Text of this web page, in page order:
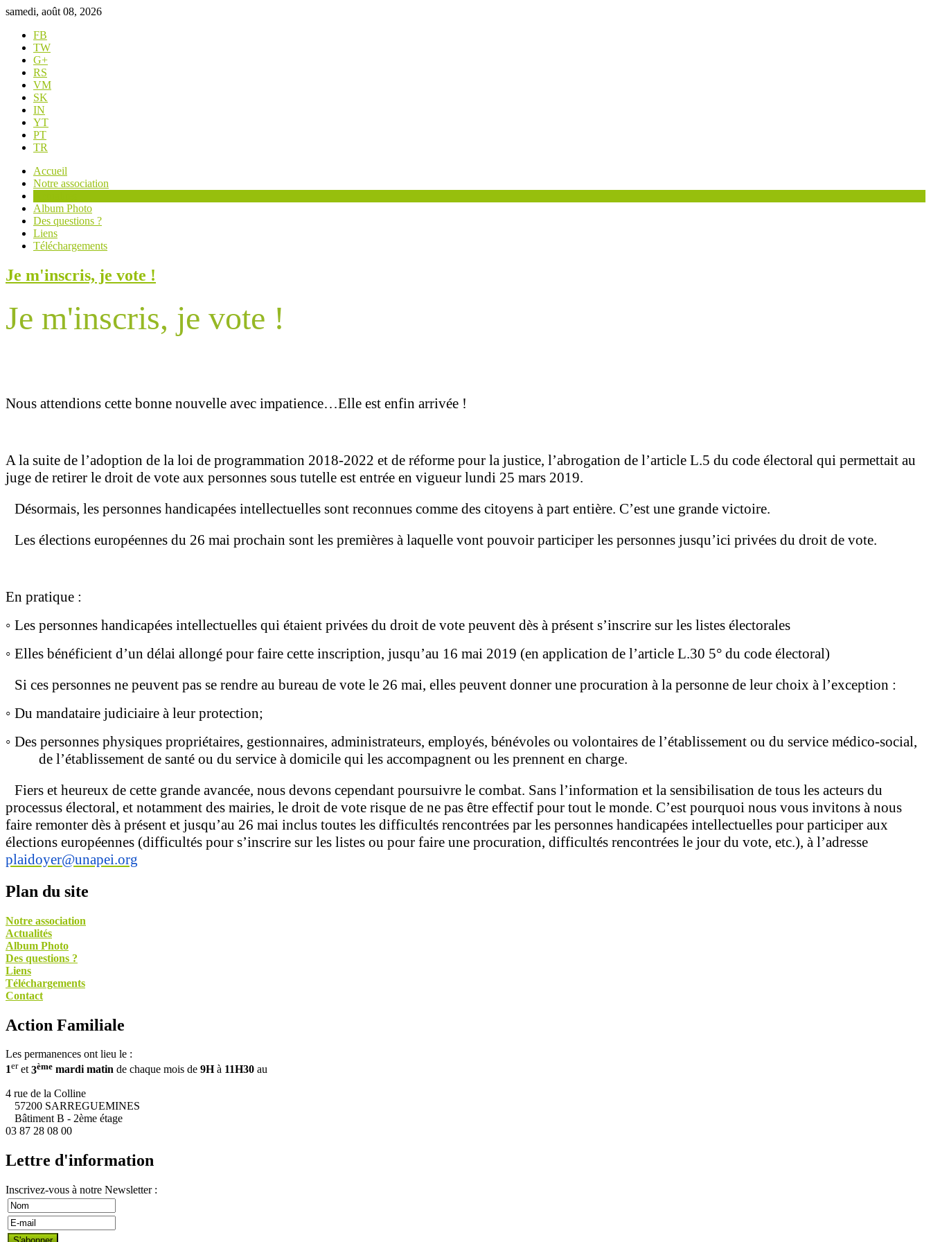
samedi, août 08, 2026
FB
TW
G+
RS
VM
SK
IN
YT
PT
TR
Accueil
Notre association
Album Photo
Des questions ?
Liens
Téléchargements
Je m'inscris, je vote !
Je m'inscris, je vote !
Nous attendions cette bonne nouvelle avec impatience…Elle est enfin arrivée !
A la suite de l’adoption de la loi de programmation 2018-2022 et de réforme pour la justice, l’abrogation de l’article L.5 du code électoral qui permettait au
juge de retirer le droit de vote aux personnes sous tutelle est entrée en vigueur lundi 25 mars 2019.
Désormais, les personnes handicapées intellectuelles sont reconnues comme des citoyens à part entière. C’est une grande victoire.
Les élections européennes du 26 mai prochain sont les premières à laquelle vont pouvoir participer les personnes jusqu’ici privées du droit de vote.
En pratique :
◦ Les personnes handicapées intellectuelles qui étaient privées du droit de vote peuvent dès à présent s’inscrire sur les listes électorales
◦ Elles bénéficient d’un délai allongé pour faire cette inscription, jusqu’au 16 mai 2019 (en application de l’article L.30 5° du code électoral)
Si ces personnes ne peuvent pas se rendre au bureau de vote le 26 mai, elles peuvent donner une procuration à la personne de leur choix à l’exception :
◦ Du mandataire judiciaire à leur protection;
◦ Des personnes physiques propriétaires, gestionnaires, administrateurs, employés, bénévoles ou volontaires de l’établissement ou du service médico-social,
de l’établissement de santé ou du service à domicile qui les accompagnent ou les prennent en charge.
Fiers et heureux de cette grande avancée, nous devons cependant poursuivre le combat. Sans l’information et la sensibilisation de tous les acteurs du
processus électoral, et notamment des mairies, le droit de vote risque de ne pas être effectif pour tout le monde. C’est pourquoi nous vous invitons à nous
faire remonter dès à présent et jusqu’au 26 mai inclus toutes les difficultés rencontrées par les personnes handicapées intellectuelles pour participer aux
élections européennes (difficultés pour s’inscrire sur les listes ou pour faire une procuration, difficultés rencontrées le jour du vote, etc.), à l’adresse
plaidoyer@unapei.org
Plan du site
Notre association
Actualités
Album Photo
Des questions ?
Liens
Téléchargements
Contact
Action Familiale
Les permanences ont lieu le :
1eret3ème mardi matin de chaque mois de 9Hà 11H30 au
4 rue de la Colline
57200 SARREGUEMINES
Bâtiment B - 2ème étage
03 87 28 08 00
Lettre d'information
Inscrivez-vous à notre Newsletter :